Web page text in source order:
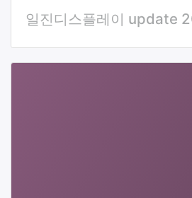
일진디스플레이 update